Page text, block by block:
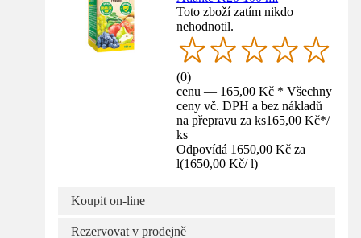
Toto zboží zatím nikdo
nehodnotil.
(0)
cenu — 165,00 Kč * Všechny
ceny vč. DPH a bez nákladů
na přepravu za ks165,00 Kč*/
ks
Odpovídá 1650,00 Kč za
l(1650,00 Kč/ l)
Koupit on-line
Rezervovat v prodejně